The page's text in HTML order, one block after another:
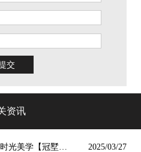
交
资讯
光美学【冠墅阳
2025/03/27